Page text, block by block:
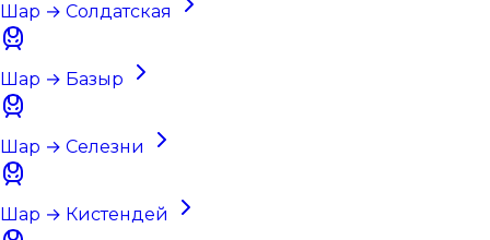
Шар → Солдатская
Шар → Базыр
Шар → Селезни
Шар → Кистендей